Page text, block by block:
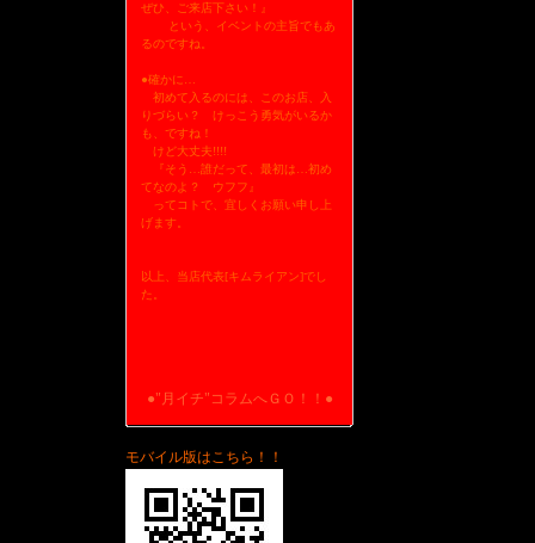
ぜひ、ご来店下さい！』
という、イベントの主旨でもあ
るのですね。
●確かに…
初めて入るのには、このお店、入
りづらい？ けっこう勇気がいるか
も、ですね！
けど大丈夫!!!!
『そう…誰だって、最初は…初め
てなのよ？ ウフフ』
ってコトで、宜しくお願い申し上
げます。
以上、当店代表[キムライアン]でし
た。
●"月イチ"コラムへＧＯ！！●
モバイル版はこちら！！